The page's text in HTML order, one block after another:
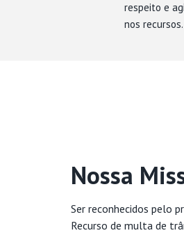
respeito e
nos recursos.
Nossa
Ser reconhecidos pelo
Recurso de multa de